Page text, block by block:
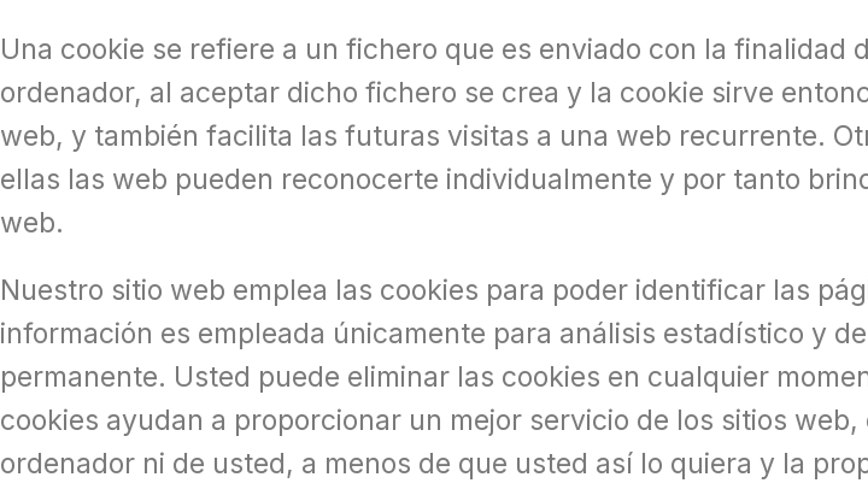
Una cookie se refiere a un fichero que es enviado con la finalidad
ordenador, al aceptar dicho fichero se crea y la cookie sirve
web, y también facilita las futuras visitas a una web recurrente.
ellas las web pueden reconocerte individualmente y por tanto
web.
Nuestro sitio web emplea las cookies para poder identificar las
información es empleada únicamente para análisis estadístico y
permanente. Usted puede eliminar las cookies en cualquier
cookies ayudan a proporcionar un mejor servicio de los sitios
ordenador ni de usted, a menos de que usted así lo quiera y la